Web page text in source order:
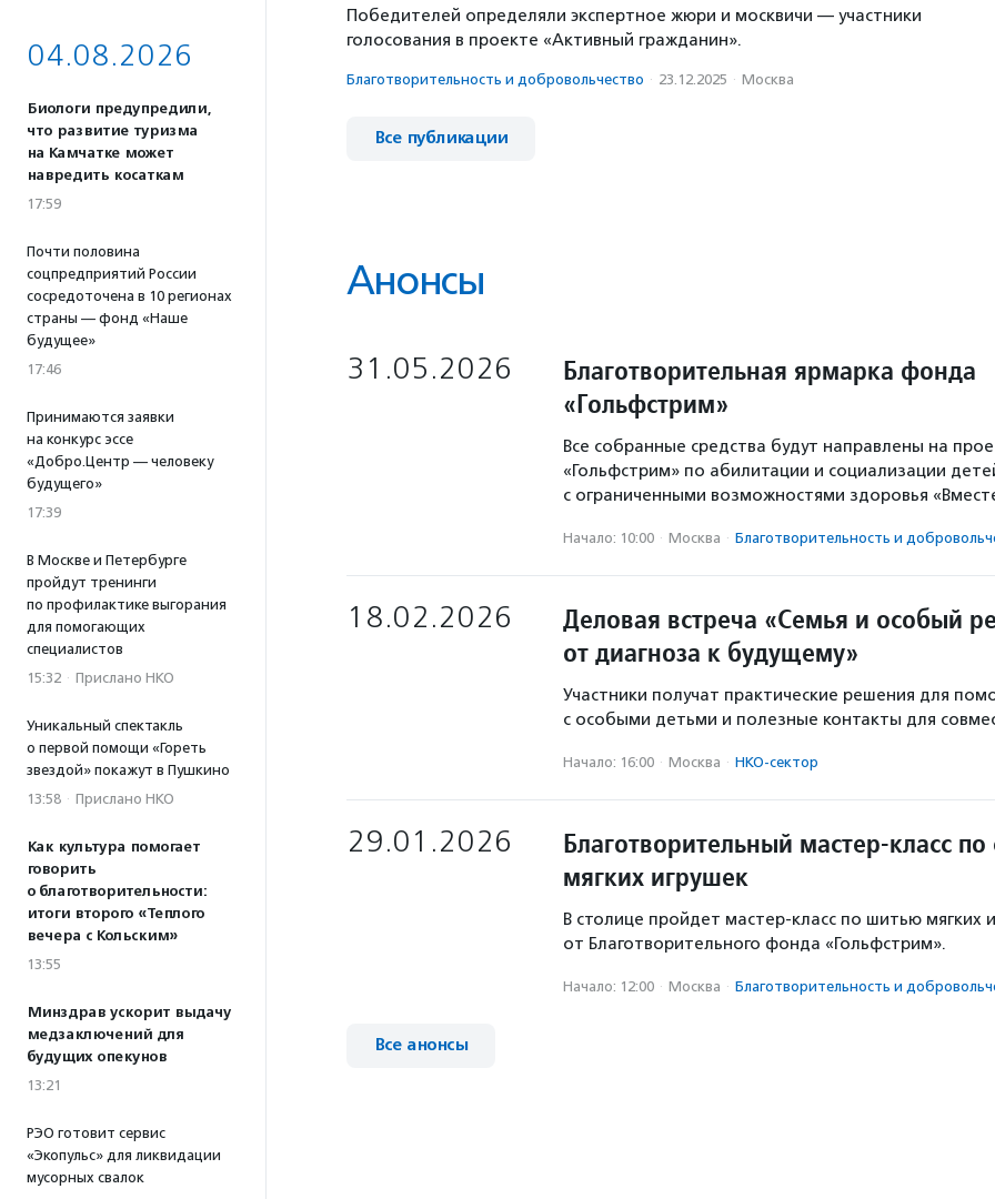
04.08.2026
Биологи предупредили,
что развитие туризма
на Камчатке может
навредить косаткам
17:59
Почти половина
соцпредприятий России
сосредоточена в 10 регионах
страны — фонд «Наше
будущее»
17:46
Принимаются заявки
на конкурс эссе
«Добро.Центр — человеку
будущего»
17:39
В Москве и Петербурге
пройдут тренинги
по профилактике выгорания
для помогающих
специалистов
15:32 · Прислано НКО
Уникальный спектакль
о первой помощи «Гореть
звездой» покажут в Пушкино
13:58 · Прислано НКО
Как культура помогает
говорить
о благотворительности:
итоги второго «Теплого
вечера с Кольским»
13:55
Минздрав ускорит выдачу
медзаключений для
будущих опекунов
13:21
РЭО готовит сервис
«Экопульс» для ликвидации
мусорных свалок
Победителей определяли экспертное жюри и москвичи — участники
голосования в проекте «Активный гражданин».
Благотвори­тель­ность и доброволь­чест­во · 23.12.2025 · Москва
Все публикации
Анонсы
31.05.2026
Благотворительная ярмарка фонда
«Гольфстрим»
Все собранные средства будут направлены на
«Гольфстрим» по абилитации и социализации
с ограниченными возможностями здоровья
Начало: 10:00 · Москва · Благотвори­тель­ность и
18.02.2026
Деловая встреча «Семья и особый
от диагноза к будущему»
Участники получат практические решения для
с особыми детьми и полезные контакты для
Начало: 16:00 · Москва · НКО-сектор
29.01.2026
Благотворительный мастер-класс
мягких игрушек
В столице пройдет мастер-класс по шитью мягких
от Благотворительного фонда «Гольфстрим».
Начало: 12:00 · Москва · Благотвори­тель­ность и
Все анонсы